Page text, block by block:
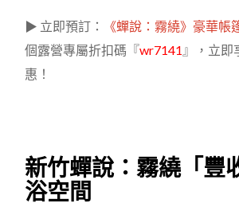
▶ 立即預訂： 《蟬說：霧繞》豪華帳
個露營專屬折扣碼『wr7141 』，立即
惠！
新竹蟬說：霧繞「豐
浴空間